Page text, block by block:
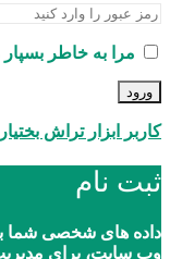
مرا به خاطر بسپار
ورود
کاربر ابزار تراش
ثبت نام
داده های شخصی شما
وب سایت، برای